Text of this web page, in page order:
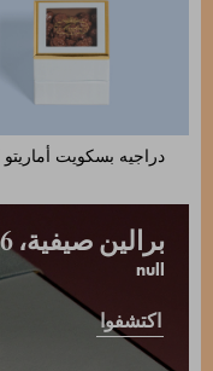
دراجيه بسكويت أماريتو 65غ
برالين صيفية، 16 قطعة
null
اكتشفوا